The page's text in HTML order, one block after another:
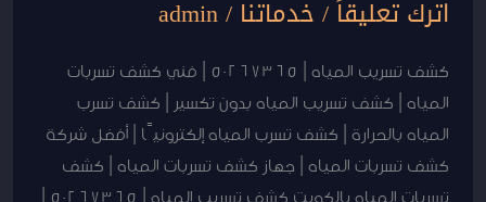
اترك تعليقاً/خدماتنا /
admin
كشف تسريب المياه | 50267365 | فني كشف تسربات
المياه | كشف تسريب المياه بدون تكسير | كشف تسرب
المياه بالحرارة | كشف تسرب المياه إلكترونيًا | أفضل شركة
كشف تسربات المياه | جهاز كشف تسربات المياه | كشف
أفضل
شركة
كشف
تسربات
المياه